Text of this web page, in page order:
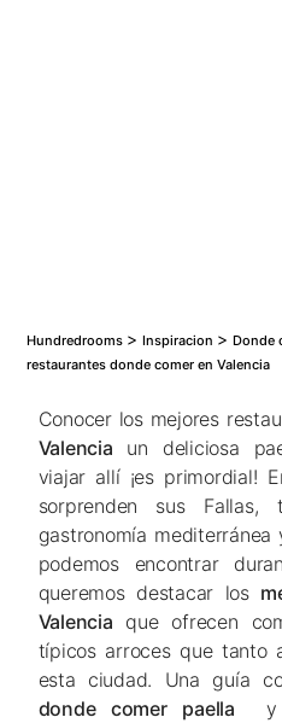
Hundredrooms >Inspiracion >Donde
restaurantes donde comer en Valencia
Conocer los mejores
Valencia un deliciosa
viajar allí ¡es primordial!
sorprenden sus Fallas,
gastronomía
podemos encontrar
queremos destacar los
Valencia que ofrecen
típicos arroces que tanto
esta ciudad. Una guía
donde comer paella
y